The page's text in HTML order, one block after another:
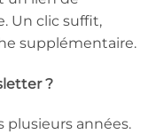
Un clic suffit,
supplémentaire.
?
plusieurs années.